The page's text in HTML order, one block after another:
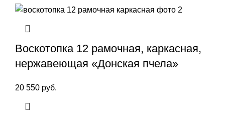
Воскотопка 12 рамочная, каркасная,
нержавеющая «Донская пчела»
20 550 руб.